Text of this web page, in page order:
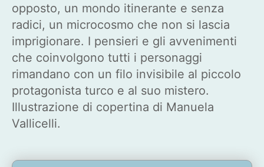
opposto, un mondo itinerante e senza
radici, un microcosmo che non si lascia
imprigionare. I pensieri e gli avvenimenti
che coinvolgono tutti i personaggi
rimandano con un filo invisibile al piccolo
protagonista turco e al suo mistero.
Illustrazione di copertina di Manuela
Vallicelli.